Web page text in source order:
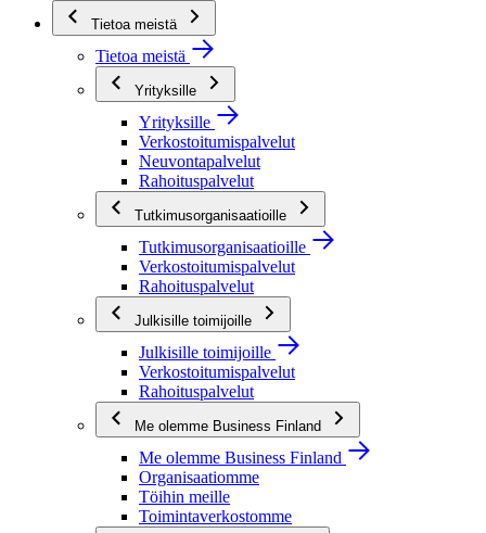
Tietoa meistä
Tietoa meistä
Yrityksille
Yrityksille
Verkostoitumispalvelut
Neuvontapalvelut
Rahoituspalvelut
Tutkimusorganisaatioille
Tutkimusorganisaatioille
Verkostoitumispalvelut
Rahoituspalvelut
Julkisille toimijoille
Julkisille toimijoille
Verkostoitumispalvelut
Rahoituspalvelut
Me olemme Business Finland
Me olemme Business Finland
Organisaatiomme
Töihin meille
Toimintaverkostomme